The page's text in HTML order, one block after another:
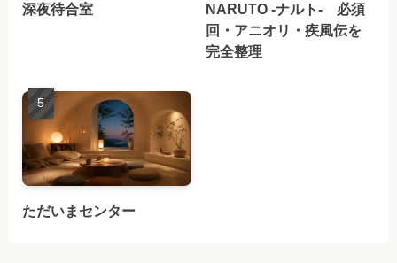
深夜待合室
NARUTO -ナルト- 必須
回・アニオリ・疾風伝を
完全整理
ただいまセンター